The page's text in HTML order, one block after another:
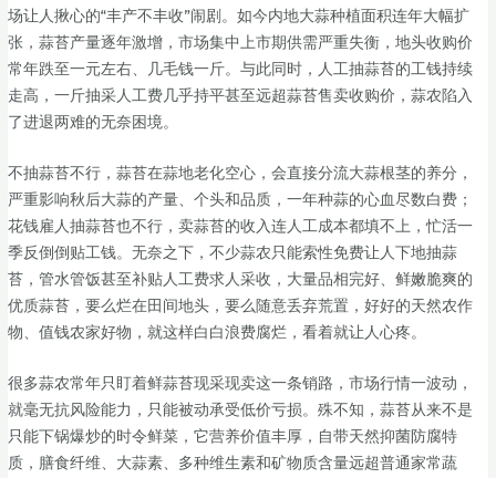
场让人揪心的“丰产不丰收”闹剧。如今内地大蒜种植面积连年大幅扩
张，蒜苔产量逐年激增，市场集中上市期供需严重失衡，地头收购价
常年跌至一元左右、几毛钱一斤。与此同时，人工抽蒜苔的工钱持续
走高，一斤抽采人工费几乎持平甚至远超蒜苔售卖收购价，蒜农陷入
了进退两难的无奈困境。
不抽蒜苔不行，蒜苔在蒜地老化空心，会直接分流大蒜根茎的养分，
严重影响秋后大蒜的产量、个头和品质，一年种蒜的心血尽数白费；
花钱雇人抽蒜苔也不行，卖蒜苔的收入连人工成本都填不上，忙活一
季反倒倒贴工钱。无奈之下，不少蒜农只能索性免费让人下地抽蒜
苔，管水管饭甚至补贴人工费求人采收，大量品相完好、鲜嫩脆爽的
优质蒜苔，要么烂在田间地头，要么随意丢弃荒置，好好的天然农作
物、值钱农家好物，就这样白白浪费腐烂，看着就让人心疼。
很多蒜农常年只盯着鲜蒜苔现采现卖这一条销路，市场行情一波动，
就毫无抗风险能力，只能被动承受低价亏损。殊不知，蒜苔从来不是
只能下锅爆炒的时令鲜菜，它营养价值丰厚，自带天然抑菌防腐特
质，膳食纤维、大蒜素、多种维生素和矿物质含量远超普通家常蔬